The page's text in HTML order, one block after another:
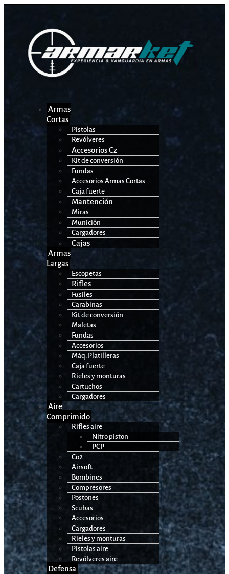
Armas
Cortas
Pistolas
Revólveres
Accesorios Cz
Kit de conversión
Fundas
Accesorios Armas Cortas
Caja fuerte
Mantención
Miras
Munición
Cargadores
Cajas
Armas
Largas
Escopetas
Rifles
Fusiles
Carabinas
Kit de conversión
Maletas
Fundas
Accesorios
Máq. Platilleras
Caja fuerte
Rieles y monturas
Cartuchos
Cargadores
Aire
Comprimido
Rifles aire
Nitro piston
PCP
Co2
Airsoft
Bombines
Compresores
Postones
Scubas
Accesorios
Cargadores
Rieles y monturas
Pistolas aire
Revólveres aire
Defensa